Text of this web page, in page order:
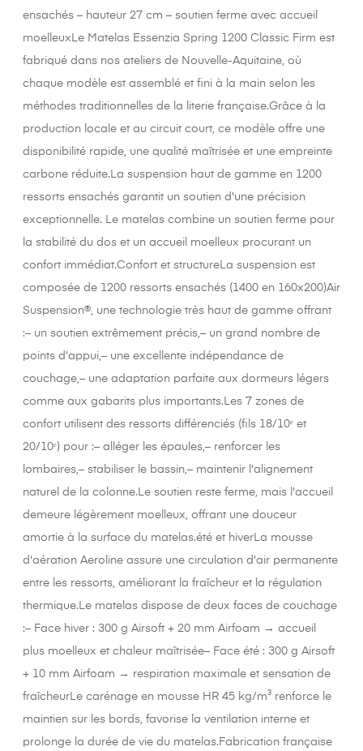
ensachés – hauteur 27 cm – soutien ferme avec accueil
moelleuxLe Matelas Essenzia Spring 1200 Classic Firm est
fabriqué dans nos ateliers de Nouvelle-Aquitaine, où
chaque modèle est assemblé et fini à la main selon les
méthodes traditionnelles de la literie française.Grâce à la
production locale et au circuit court, ce modèle offre une
disponibilité rapide, une qualité maîtrisée et une empreinte
carbone réduite.La suspension haut de gamme en 1200
ressorts ensachés garantit un soutien d'une précision
exceptionnelle. Le matelas combine un soutien ferme pour
la stabilité du dos et un accueil moelleux procurant un
confort immédiat.Confort et structureLa suspension est
composée de 1200 ressorts ensachés (1400 en 160x200)Air
Suspension®, une technologie très haut de gamme offrant
:– un soutien extrêmement précis,– un grand nombre de
points d'appui,– une excellente indépendance de
couchage,– une adaptation parfaite aux dormeurs légers
comme aux gabarits plus importants.Les 7 zones de
confort utilisent des ressorts différenciés (fils 18/10ᵉ et
20/10ᵉ) pour :– alléger les épaules,– renforcer les
lombaires,– stabiliser le bassin,– maintenir l'alignement
naturel de la colonne.Le soutien reste ferme, mais l'accueil
demeure légèrement moelleux, offrant une douceur
amortie à la surface du matelas.été et hiverLa mousse
d'aération Aeroline assure une circulation d'air permanente
entre les ressorts, améliorant la fraîcheur et la régulation
thermique.Le matelas dispose de deux faces de couchage
:– Face hiver : 300 g Airsoft + 20 mm Airfoam → accueil
plus moelleux et chaleur maîtrisée– Face été : 300 g Airsoft
+ 10 mm Airfoam → respiration maximale et sensation de
fraîcheurLe carénage en mousse HR 45 kg/m³ renforce le
maintien sur les bords, favorise la ventilation interne et
prolonge la durée de vie du matelas.Fabrication française